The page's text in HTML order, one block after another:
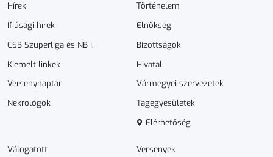
Hírek
Ifjúsági hírek
CSB Szuperliga és NB I.
Kiemelt linkek
Versenynaptár
Nekrológok
Történelem
Elnökség
Bizottságok
Hivatal
Vármegyei szervezetek
Tagegyesületek
Elérhetőség
Válogatott Versenyek